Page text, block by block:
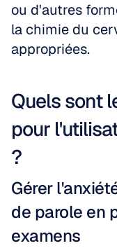
ou d'autres
la chimie du
appropriées.
Quels sont
pour
?
Gérer
de parole en
examens